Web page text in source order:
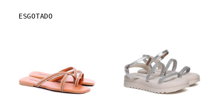
Tira
Cruzada
com
ESGOTADO
com
Duas
Tiras
Tramadas